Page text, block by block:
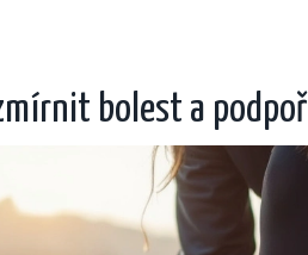
bolest a